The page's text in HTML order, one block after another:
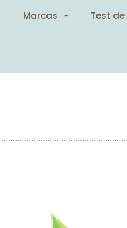
Marcas Test de